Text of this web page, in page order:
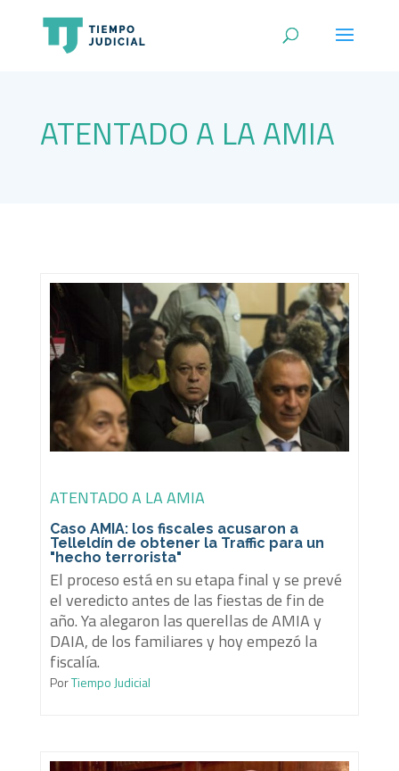
ATENTADO A LA AMIA
ATENTADO A LA AMIA
Caso AMIA: los fiscales acusaron a
Telleldín de obtener la Traffic para un
"hecho terrorista"
El proceso está en su etapa final y se prevé
el veredicto antes de las fiestas de fin de
año. Ya alegaron las querellas de AMIA y
DAIA, de los familiares y hoy empezó la
fiscalía.
PorTiempo Judicial